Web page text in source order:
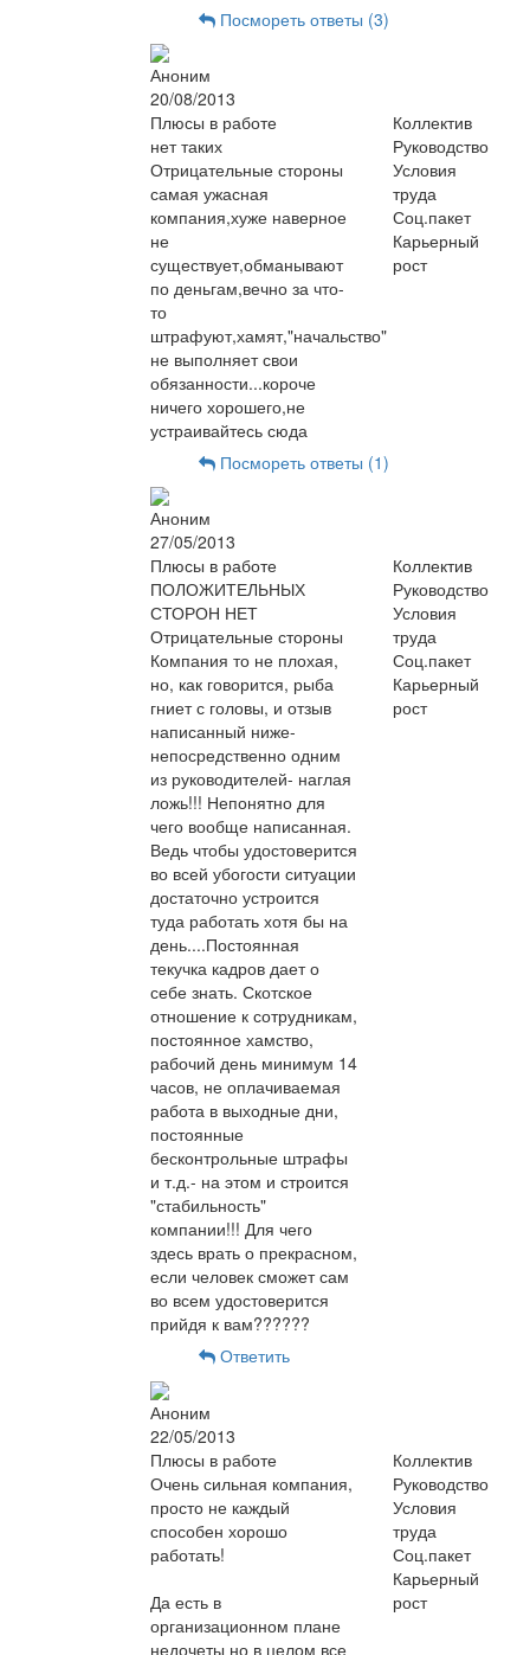
Посмореть ответы (3)
Аноним
20/08/2013
Плюсы в работе
нет таких
Отрицательные стороны
самая ужасная
компания,хуже наверное
не
существует,обманывают
по деньгам,вечно за что-
то
штрафуют,хамят,"начальство"
не выполняет свои
обязанности...короче
ничего хорошего,не
устраивайтесь сюда
Коллектив
Руководство
Условия
труда
Соц.пакет
Карьерный
рост
Посмореть ответы (1)
Аноним
27/05/2013
Плюсы в работе
ПОЛОЖИТЕЛЬНЫХ
СТОРОН НЕТ
Отрицательные стороны
Компания то не плохая,
но, как говорится, рыба
гниет с головы, и отзыв
написанный ниже-
непосредственно одним
из руководителей- наглая
ложь!!! Непонятно для
чего вообще написанная.
Ведь чтобы удостоверится
во всей убогости ситуации
достаточно устроится
туда работать хотя бы на
день....Постоянная
текучка кадров дает о
себе знать. Скотское
отношение к сотрудникам,
постоянное хамство,
рабочий день минимум 14
часов, не оплачиваемая
работа в выходные дни,
постоянные
бесконтрольные штрафы
и т.д.- на этом и строится
"стабильность"
компании!!! Для чего
здесь врать о прекрасном,
если человек сможет сам
во всем удостоверится
прийдя к вам??????
Коллектив
Руководство
Условия
труда
Соц.пакет
Карьерный
рост
Ответить
Аноним
22/05/2013
Плюсы в работе
Очень сильная компания,
просто не каждый
способен хорошо
работать!
Да есть в
организационном плане
недочеты но в целом все
Коллектив
Руководство
Условия
труда
Соц.пакет
Карьерный
рост